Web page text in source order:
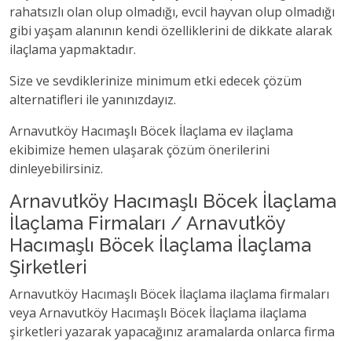
rahatsızlı olan olup olmadığı, evcil hayvan olup olmadığı
gibi yaşam alanının kendi özelliklerini de dikkate alarak
ilaçlama yapmaktadır.
Size ve sevdiklerinize minimum etki edecek çözüm
alternatifleri ile yanınızdayız.
Arnavutköy Hacımaşlı Böcek İlaçlama ev ilaçlama
ekibimize hemen ulaşarak çözüm önerilerini
dinleyebilirsiniz.
Arnavutköy Hacımaşlı Böcek İlaçlama
İlaçlama Firmaları / Arnavutköy
Hacımaşlı Böcek İlaçlama İlaçlama
Şirketleri
Arnavutköy Hacımaşlı Böcek İlaçlama ilaçlama firmaları
veya Arnavutköy Hacımaşlı Böcek İlaçlama ilaçlama
şirketleri yazarak yapacağınız aramalarda onlarca firma